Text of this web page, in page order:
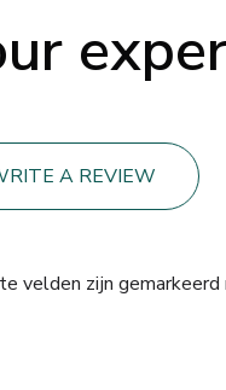
A REVIEW
velden zijn